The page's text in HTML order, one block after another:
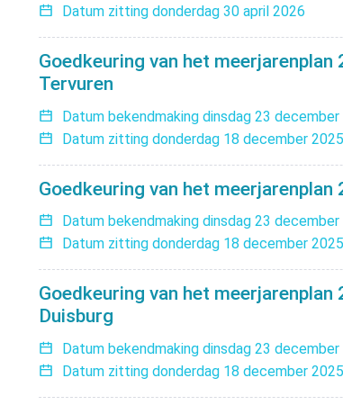
Datum zitting donderdag 30 april 2026
Goedkeuring van het
Tervuren
Datum bekendmaking dinsdag 23 december
Datum zitting donderdag 18 december 2025
Goedkeuring van het
Datum bekendmaking dinsdag 23 december
Datum zitting donderdag 18 december 2025
Goedkeuring van het
Duisburg
Datum bekendmaking dinsdag 23 december
Datum zitting donderdag 18 december 2025